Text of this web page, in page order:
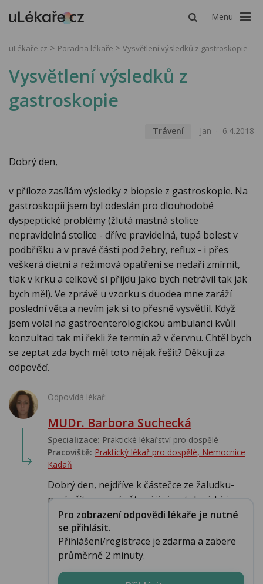
Menu
uLékaře.cz Poradna lékaře Vysvětlení výsledků z gastroskopie
Vysvětlení výsledků z
gastroskopie
Trávení Jan 6.4.2018
Dobrý den,
v příloze zasílám výsledky z biopsie z gastroskopie. Na
gastroskopii jsem byl odeslán pro dlouhodobé
dyspeptické problémy (žlutá mastná stolice
nepravidelná stolice - dříve pravidelná, tupá bolest v
podbříšku a v pravé části pod žebry, reflux - i přes
veškerá dietní a režimová opatření se nedaří zmírnit,
tlak v krku a celkově si přijdu jako bych netrávil tak jak
bych měl). Ve zprávě u vzorku s duodea mne zaráží
poslední věta a nevím jak si to přesně vysvětlil. Když
jsem volal na gastroenterologickou ambulanci kvůli
konzultaci tak mi řekli že termín až v červnu. Chtěl bych
se zeptat zda bych měl toto nějak řešit? Děkuji za
odpověď.
Odpovídá lékař:
MUDr. Barbora Suchecká
Specializace: Praktické lékařství pro dospělé
Pracoviště: Praktický lékař pro dospělé, Nemocnice
Kadaň
Dobrý den, nejdříve k částečce ze žaludku-
není přítomen zánět ani jiný patologický j...
Pro zobrazení odpovědi lékaře je nutné
se přihlásit.
Přihlášení/registrace je zdarma a zabere
průměrně 2 minuty.